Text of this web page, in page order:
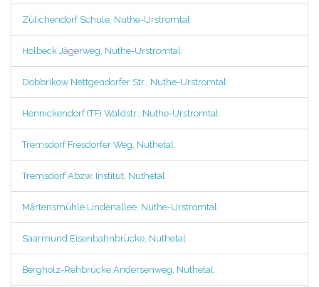
Zülichendorf Schule, Nuthe-Urstromtal
Holbeck Jägerweg, Nuthe-Urstromtal
Dobbrikow Nettgendorfer Str., Nuthe-Urstromtal
Hennickendorf (TF) Waldstr., Nuthe-Urstromtal
Tremsdorf Fresdorfer Weg, Nuthetal
Tremsdorf Abzw. Institut, Nuthetal
Märtensmühle Lindenallee, Nuthe-Urstromtal
Saarmund Eisenbahnbrücke, Nuthetal
Bergholz-Rehbrücke Andersenweg, Nuthetal